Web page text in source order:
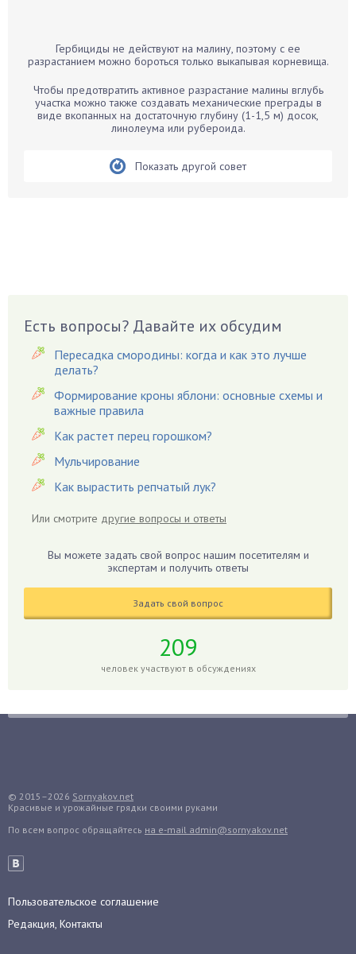
Бархатцы
Белые грибы
Бирючина
Вишня
Вредители
Гардения
Гацания
Гвоздики
Георгины
Герань
Гиацинт
Гиппеаструм
Годжи
Голубика
Гуава
Гузмания
Дайкон
Дендробиум
Денежное дерево
Гербициды не действуют на малину, поэтому с ее
разрастанием можно бороться только выкапывая корневища.
Чтобы предотвратить активное разрастание малины вглубь
участка можно также создавать механические преграды в
виде вкопанных на достаточную глубину (1-1,5 м) досок,
линолеума или рубероида.
Показать другой совет
Есть вопросы? Давайте их обсудим
Пересадка смородины: когда и как это лучше
делать?
Формирование кроны яблони: основные схемы и
важные правила
Как растет перец горошком?
Мульчирование
Как вырастить репчатый лук?
Или смотрите другие вопросы и ответы
Вы можете задать свой вопрос нашим посетителям и
экспертам и получить ответы
Задать свой вопрос
209
человек участвуют в обсуждениях
© 2015–2026 Sornyakov.net
Красивые и урожайные грядки своими руками
По всем вопрос обращайтесь на e-mail admin@sornyakov.net
Пользовательское соглашение
Редакция, Контакты